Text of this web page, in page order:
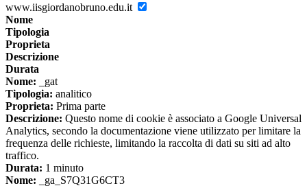
www.iisgiordanobruno.edu.it
Nome
Tipologia
Proprieta
Descrizione
Durata
Nome: _gat
Tipologia: analitico
Proprieta: Prima parte
Descrizione: Questo nome di cookie è associato a Google Universal
Analytics, secondo la documentazione viene utilizzato per limitare la
frequenza delle richieste, limitando la raccolta di dati su siti ad alto
traffico.
Durata: 1 minuto
Nome: _ga_S7Q31G6CT3